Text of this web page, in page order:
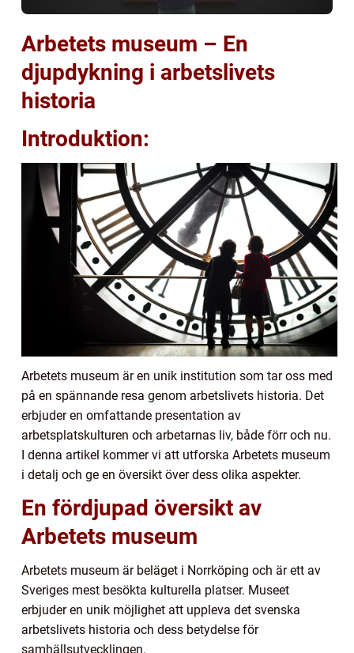
Arbetets museum – En
djupdykning i arbetslivets
historia
Introduktion:
Arbetets museum är en unik institution som tar oss med
på en spännande resa genom arbetslivets historia. Det
erbjuder en omfattande presentation av
arbetsplatskulturen och arbetarnas liv, både förr och nu.
I denna artikel kommer vi att utforska Arbetets museum
i detalj och ge en översikt över dess olika aspekter.
En fördjupad översikt av
Arbetets museum
Arbetets museum är beläget i Norrköping och är ett av
Sveriges mest besökta kulturella platser. Museet
erbjuder en unik möjlighet att uppleva det svenska
arbetslivets historia och dess betydelse för
samhällsutvecklingen.